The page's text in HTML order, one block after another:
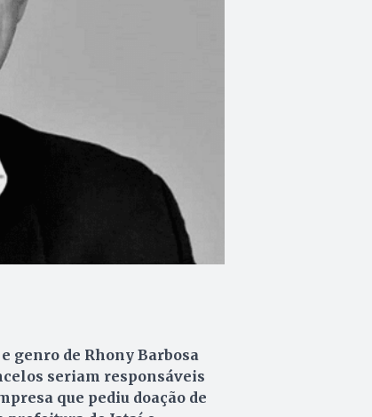
genro de Rhony Barbosa
seriam responsáveis
que pediu doação de